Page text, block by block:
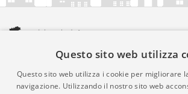
amministrazionicomunali.it è una
© Copyright MMXXIV - P.IVA
Informazioni sul servizio |Informativa
Questo sito web utilizza
Questo sito web utilizza i cookie per migliorare
navigazione. Utilizzando il nostro sito web